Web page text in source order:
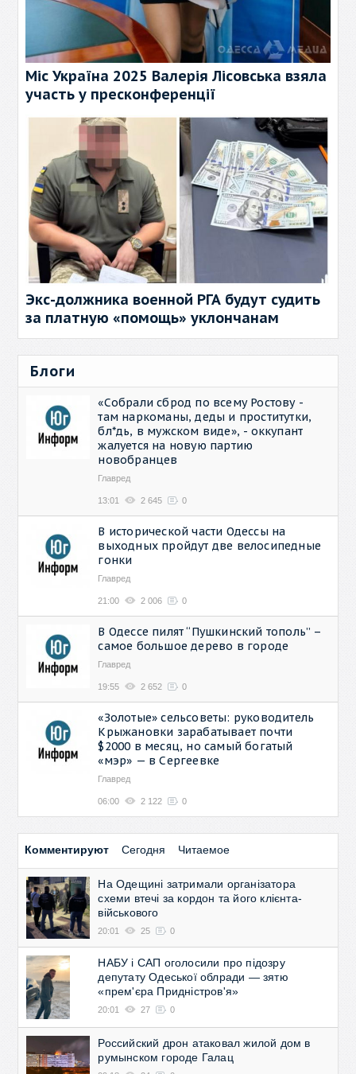
Міс Україна 2025 Валерія Лісовська взяла
участь у пресконференції
Экс-должника военной РГА будут судить
за платную «помощь» уклончанам
Блоги
«Собрали сброд по всему Ростову -
там наркоманы, деды и проститутки,
бл*дь, в мужском виде», - оккупант
жалуется на новую партию
новобранцев
Главред
13:01 2 645 0
В исторической части Одессы на
выходных пройдут две велосипедные
гонки
Главред
21:00 2 006 0
В Одессе пилят “Пушкинский тополь” –
самое большое дерево в городе
Главред
19:55 2 652 0
«Золотые» сельсоветы: руководитель
Крыжановки зарабатывает почти
$2000 в месяц, но самый богатый
«мэр» — в Сергеевке
Главред
06:00 2 122 0
Комментируют Сегодня Читаемое
На Одещині затримали організатора
схеми втечі за кордон та його клієнта-
військового
20:01 25 0
НАБУ і САП оголосили про підозру
депутату Одеської облради — зятю
«прем'єра Придністров'я»
20:01 27 0
Российский дрон атаковал жилой дом в
румынском городе Галац